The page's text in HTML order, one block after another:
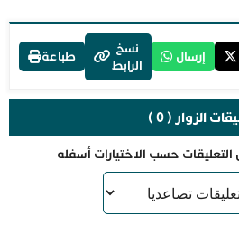
إرسال
نسخ
الرابط
طباعة
الزوار ( 0 )
حسب الاختيارات أسفله